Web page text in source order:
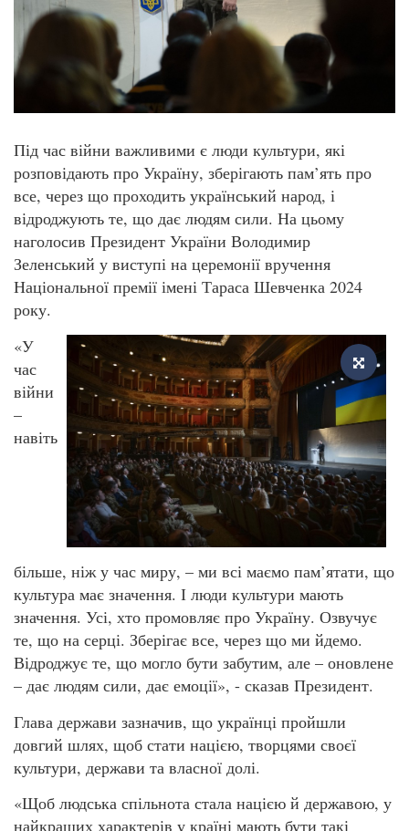
Під час війни важливими є люди культури, які
розповідають про Україну, зберігають пам’ять про
все, через що проходить український народ, і
відроджують те, що дає людям сили. На цьому
наголосив Президент України Володимир
Зеленський у виступі на церемонії вручення
Національної премії імені Тараса Шевченка 2024
року.
«У
час
війни
–
навіть
більше, ніж у час миру, – ми всі маємо пам’ятати, що
культура має значення. І люди культури мають
значення. Усі, хто промовляє про Україну. Озвучує
те, що на серці. Зберігає все, через що ми йдемо.
Відроджує те, що могло бути забутим, але – оновлене
– дає людям сили, дає емоції», - сказав Президент.
Глава держави зазначив, що українці пройшли
довгий шлях, щоб стати нацією, творцями своєї
культури, держави та власної долі.
«Щоб людська спільнота стала нацією й державою, у
найкращих характерів у країні мають бути такі